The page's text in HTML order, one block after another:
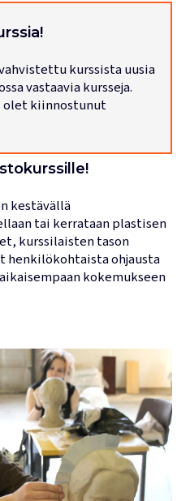
ja juhlatilat
ruokailut
kurssista uusia
vastaavia kursseja.
kiinnostunut
kestävällä
tai kerrataan plastisen
kurssilaisten tason
henkilökohtaista ohjausta
kokemukseen